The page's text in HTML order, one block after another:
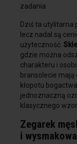
dzień, a jedynie
Dziś ta utylitarna
lecz nadal są
użyteczność.
gdzie można
charakteru i
bransolecie mają
kłopotu
jednoznaczną
Zegarek